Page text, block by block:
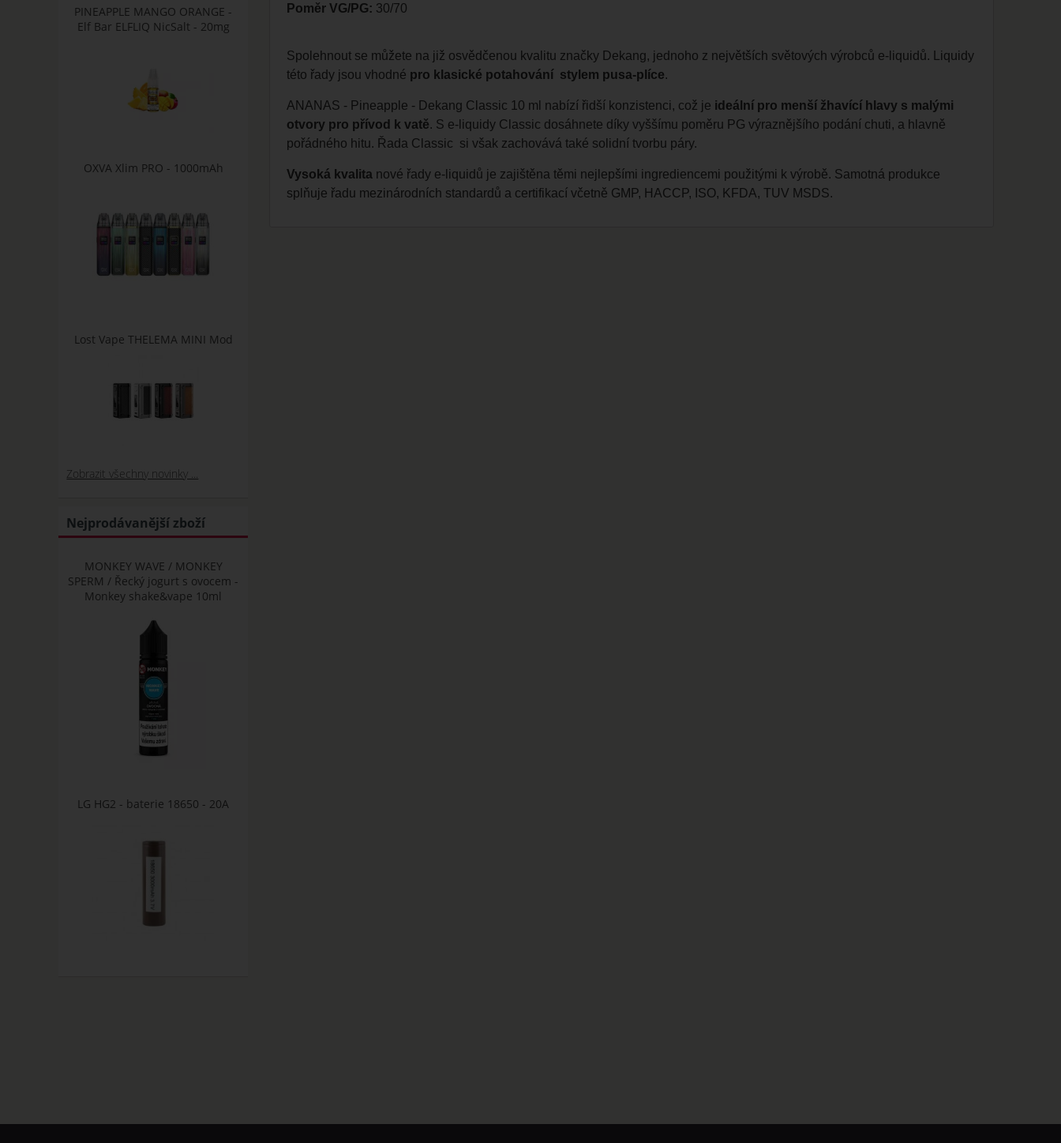
Poměr VG/PG: 30/70
Spolehnout se můžete na již osvědčenou kvalitu značky Dekang, jednoho z největších světových výrobců e-liquidů. Liquidy
této řady jsou vhodné pro klasické potahování stylem pusa-plíce.
ANANAS - Pineapple - Dekang Classic 10 ml nabízí řidší konzistenci, což je ideální pro menší žhavící hlavy s malými
otvory pro přívod k vatě. S e-liquidy Classic dosáhnete díky vyššímu poměru PG výraznějšího podání chuti, a hlavně
pořádného hitu. Řada Classic si však zachovává také solidní tvorbu páry.
Vysoká kvalita nové řady e-liquidů je zajištěna těmi nejlepšími ingrediencemi použitými k výrobě. Samotná produkce
splňuje řadu mezinárodních standardů a certifikací včetně GMP, HACCP, ISO, KFDA, TUV MSDS.
PINEAPPLE MANGO ORANGE -
Elf Bar ELFLIQ NicSalt - 20mg
OXVA Xlim PRO - 1000mAh
Lost Vape THELEMA MINI Mod
Zobrazit všechny novinky ...
Nejprodávanější zboží
MONKEY WAVE / MONKEY
SPERM / Řecký jogurt s ovocem -
Monkey shake&vape 10ml
LG HG2 - baterie 18650 - 20A